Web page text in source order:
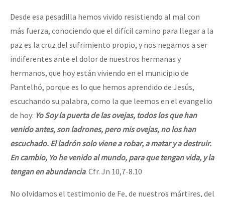
Desde esa pesadilla hemos vivido resistiendo al mal con
más fuerza, conociendo que el difícil camino para llegar a la
paz es la cruz del sufrimiento propio, y nos negamos a ser
indiferentes ante el dolor de nuestros hermanas y
hermanos, que hoy están viviendo en el municipio de
Pantelhó, porque es lo que hemos aprendido de Jesús,
escuchando su palabra, como la que leemos en el evangelio
de hoy: Yo Soy la puerta de las ovejas, todos los que han
venido antes, son ladrones, pero mis ovejas, no los han
escuchado. El ladrón solo viene a robar, a matar y a destruir.
En cambio, Yo he venido al mundo, para que tengan vida, y la
tengan en abundancia. Cfr. Jn 10,7-8.10
No olvidamos el testimonio de Fe, de nuestros mártires, del